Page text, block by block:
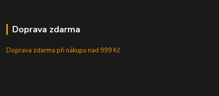
Doprava zdarma
Doprava zdarma při nákupunad 999 Kč